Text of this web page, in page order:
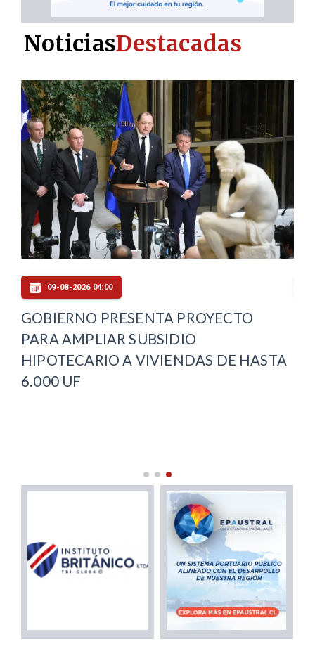
09-08-2026 04:00
GOBIERNO PRESENTA PROYECTO
PARA AMPLIAR SUBSIDIO
HIPOTECARIO A VIVIENDAS DE HASTA
6.000 UF
NoticiasDestacadas